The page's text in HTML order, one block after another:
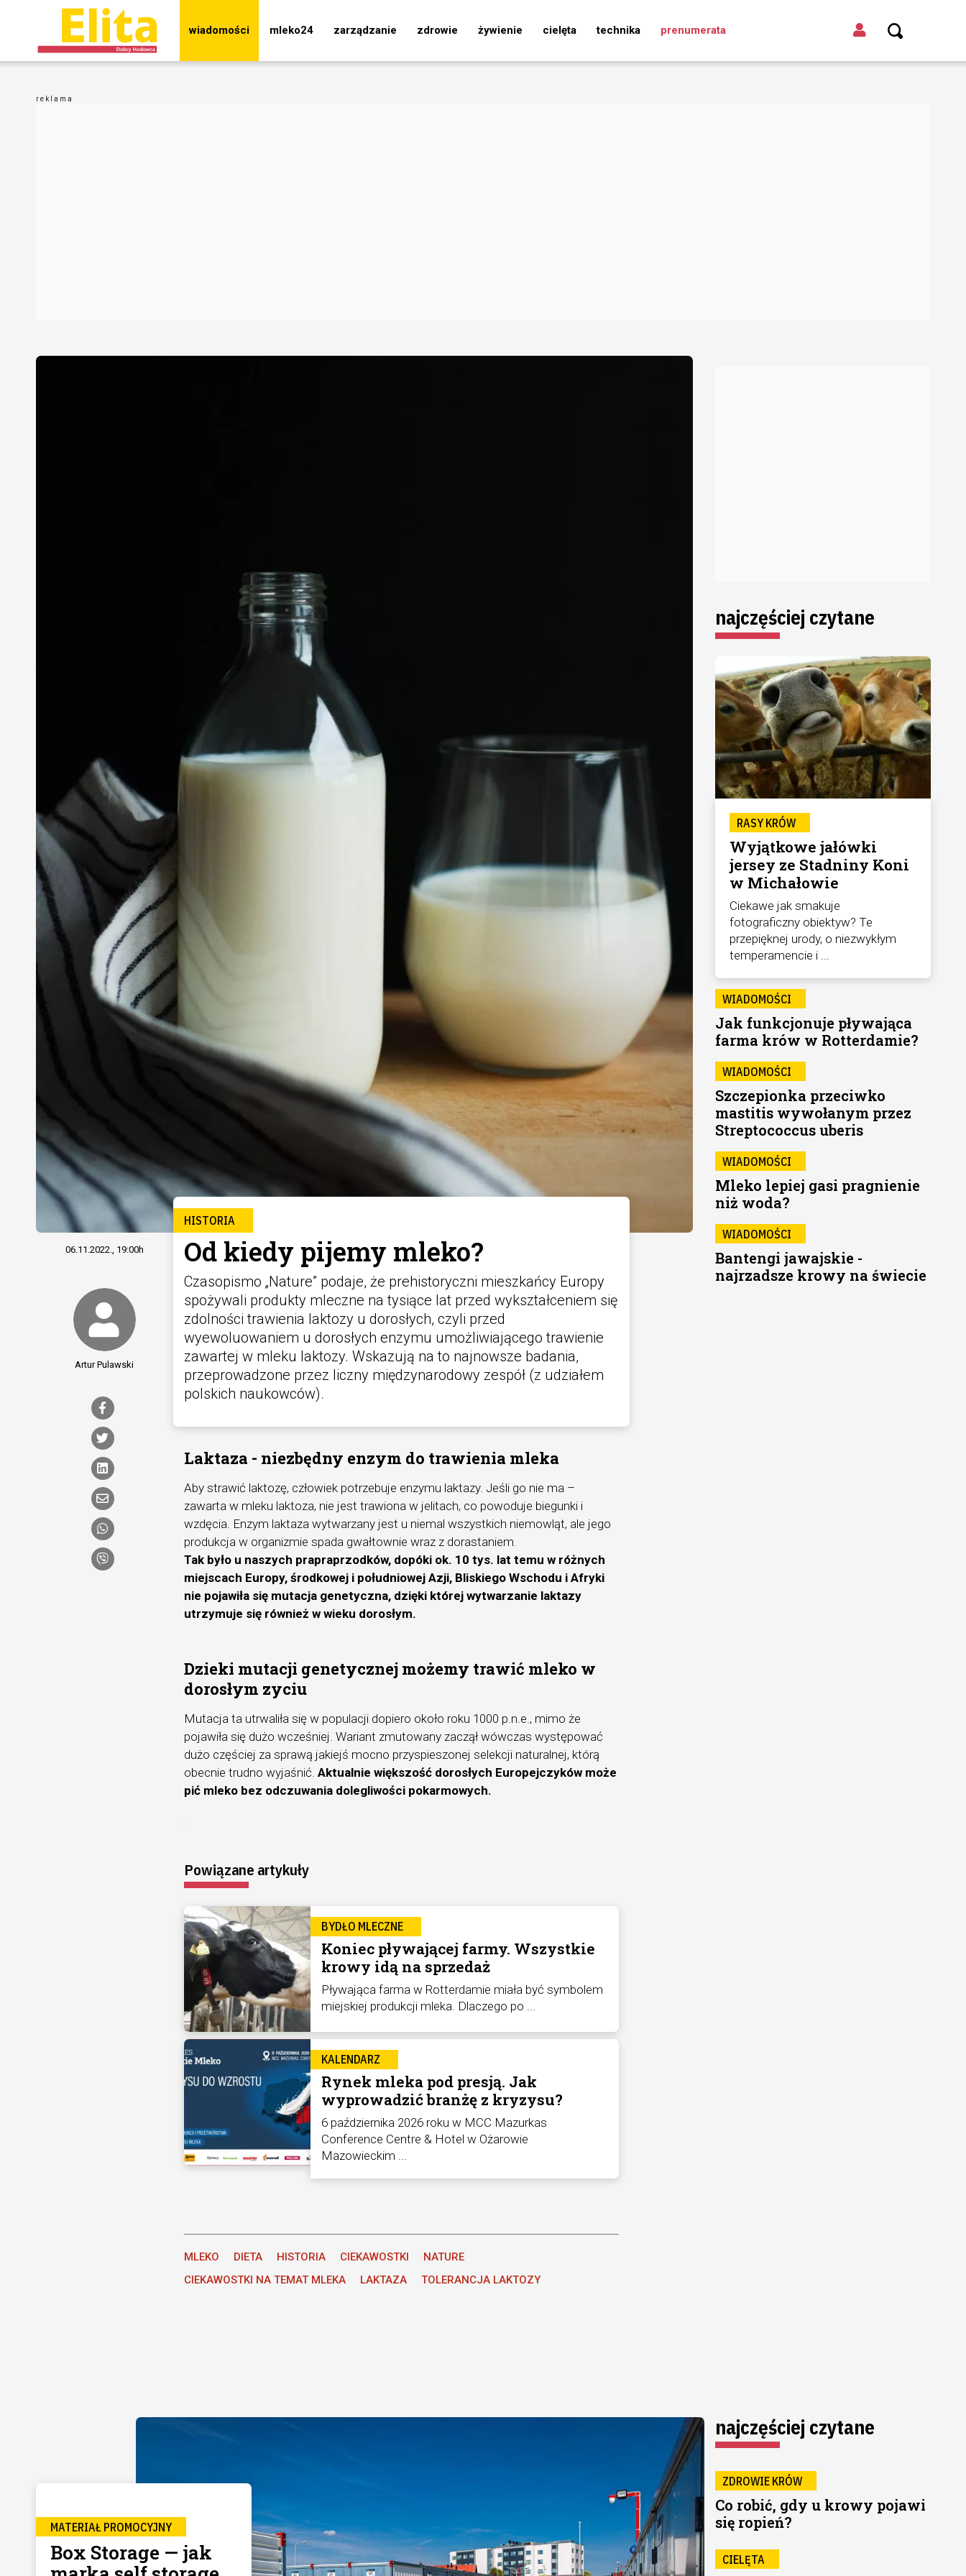
wiadomości mleko24 zarządzanie zdrowie żywienie cielęta technika prenumerata
HISTORIA
Od kiedy pijemy mleko?
Czasopismo „Nature” podaje, że prehistoryczni mieszkańcy Europy
spożywali produkty mleczne na tysiące lat przed wykształceniem się
zdolności trawienia laktozy u dorosłych, czyli przed
wyewoluowaniem u dorosłych enzymu umożliwiającego trawienie
zawartej w mleku laktozy. Wskazują na to najnowsze badania,
przeprowadzone przez liczny międzynarodowy zespół (z udziałem
polskich naukowców).
06.11.2022., 19:00h
Artur Pulawski
Laktaza - niezbędny enzym do trawienia mleka
Aby strawić laktozę, człowiek potrzebuje enzymu laktazy. Jeśli go nie ma –
zawarta w mleku laktoza, nie jest trawiona w jelitach, co powoduje biegunki i
wzdęcia. Enzym laktaza wytwarzany jest u niemal wszystkich niemowląt, ale jego
produkcja w organizmie spada gwałtownie wraz z dorastaniem.
Tak było u naszych prapraprzodków, dopóki ok. 10 tys. lat temu w różnych
miejscach Europy, środkowej i południowej Azji, Bliskiego Wschodu i Afryki
nie pojawiła się mutacja genetyczna, dzięki której wytwarzanie laktazy
utrzymuje się również w wieku dorosłym.
Dzieki mutacji genetycznej możemy trawić mleko w
dorosłym zyciu
Mutacja ta utrwaliła się w populacji dopiero około roku 1000 p.n.e., mimo że
pojawiła się dużo wcześniej. Wariant zmutowany zaczął wówczas występować
dużo częściej za sprawą jakiejś mocno przyspieszonej selekcji naturalnej, którą
obecnie trudno wyjaśnić.Aktualnie większość dorosłych Europejczyków może
pić mleko bez odczuwania dolegliwości pokarmowych.
Powiązane artykuły
BYDŁO MLECZNE
Koniec pływającej farmy. Wszystkie
krowy idą na sprzedaż
Pływająca farma w Rotterdamie miała być symbolem
miejskiej produkcji mleka. Dlaczego po ...
KALENDARZ
Rynek mleka pod presją. Jak
wyprowadzić branżę z kryzysu?
6 października 2026 roku w MCC Mazurkas
Conference Centre & Hotel w Ożarowie
Mazowieckim ...
MLEKO DIETA HISTORIA CIEKAWOSTKI
NATURE
CIEKAWOSTKI NA TEMAT MLEKA
LAKTAZA TOLERANCJA LAKTOZY
najczęściej czytane
RASY KRÓW
Wyjątkowe jałówki
jersey ze Stadniny Koni
w Michałowie
Ciekawe jak smakuje
fotograficzny obiektyw? Te
przepięknej urody, o niezwykłym
temperamencie i ...
WIADOMOŚCI
Jak funkcjonuje pływająca
farma krów w Rotterdamie?
WIADOMOŚCI
Szczepionka przeciwko
mastitis wywołanym przez
Streptococcus uberis
WIADOMOŚCI
Mleko lepiej gasi pragnienie
niż woda?
WIADOMOŚCI
Bantengi jawajskie -
najrzadsze krowy na świecie
MATERIAŁ PROMOCYJNY
Box Storage — jak
najczęściej czytane
ZDROWIE KRÓW
Co robić, gdy u krowy pojawi
się ropień?
CIELĘTA